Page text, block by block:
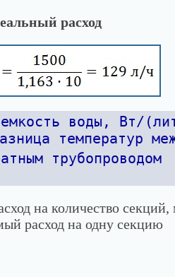
расход
воды, Вт/
температур
трубопроводом
на количество
расход на одну секцию